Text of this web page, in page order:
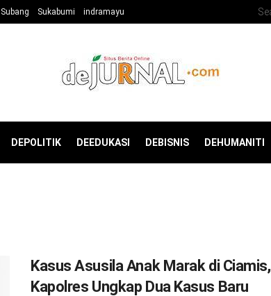
Subang Sukabumi indramayu
DEPOLITIK DEEDUKASI DEBISNIS DEHUMANITI
Kasus Asusila Anak Marak di Ciamis,
Kapolres Ungkap Dua Kasus Baru